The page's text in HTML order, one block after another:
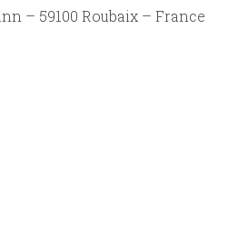
– 59100 Roubaix – France